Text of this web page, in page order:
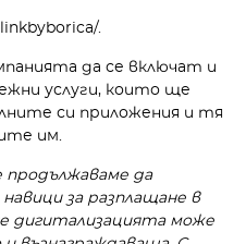
.
да се включат и
услуги, които ще
си приложения и тя
им.
продължаваме да
за разплащане в
дигитализацията може